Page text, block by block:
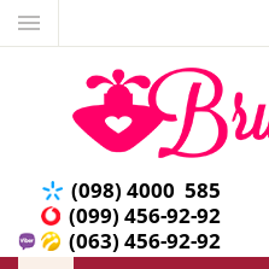
(098) 4000 585
(099) 456-92-92
(063) 456-92-92